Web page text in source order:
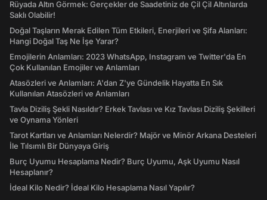
Rüyada Altın Görmek: Gerçekler de Saadetiniz de Çil Çil Altınlarda
Saklı Olabilir!
Doğal Taşların Merak Edilen Tüm Etkileri, Enerjileri ve Şifa Alanları:
Hangi Doğal Taş Ne İşe Yarar?
Emojilerin Anlamları: 2023 WhatsApp, Instagram ve Twitter'da En
Çok Kullanılan Emojiler ve Anlamları
Atasözleri ve Anlamları: A'dan Z'ye Gündelik Hayatta En Sık
Kullanılan Atasözleri ve Anlamları
Tavla Diziliş Şekli Nasıldır? Erkek Tavlası ve Kız Tavlası Diziliş Şekilleri
ve Oynama Yönleri
Tarot Kartları ve Anlamları Nelerdir? Majör ve Minör Arkana Desteleri
İle Tılsımlı Bir Dünyaya Giriş
Burç Uyumu Hesaplama Nedir? Burç Uyumu, Aşk Uyumu Nasıl
Hesaplanır?
İdeal Kilo Nedir? İdeal Kilo Hesaplama Nasıl Yapılır?